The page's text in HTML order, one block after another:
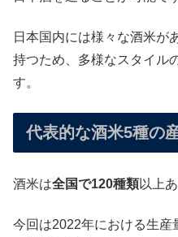
日本国内には様々な酒米が
持つため、多様なスタイル
す。
代表的な酒米5種の
酒米は全国で120種類以上
今回は2022年における生産